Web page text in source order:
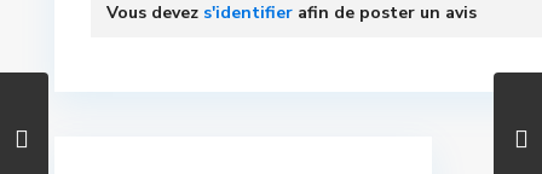
Vous devez s'identifier afin de poster un avis